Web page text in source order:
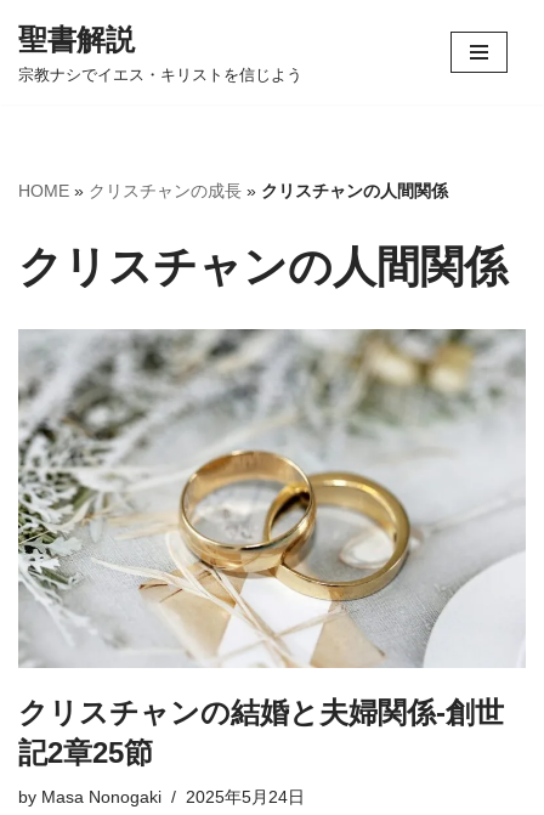
コ
ツ
キ
プ
聖書解説
宗教ナシでイエス・キリストを信じよう
HOME » クリスチャンの成長 » クリスチャンの人間関係
クリスチャンの人間関係
クリスチャンの結婚と夫婦関係-創世
記2章25節
by Masa Nonogaki 2025年5月24日